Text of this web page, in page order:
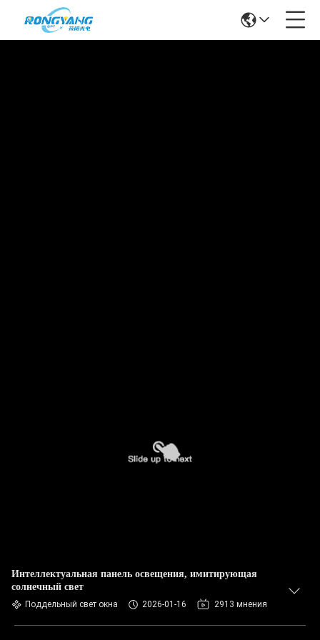
Интеллектуальная панель освещения, имитирующая
солнечный свет
Поддельный свет окна 2026-01-16 2913 мнения